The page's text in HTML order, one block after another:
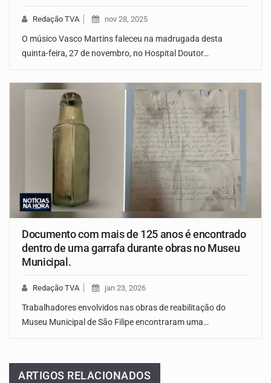
Redação TVA nov 28, 2025
O músico Vasco Martins faleceu na madrugada desta
quinta-feira, 27 de novembro, no Hospital Doutor…
Documento com mais de 125 anos é encontrado
dentro de uma garrafa durante obras no Museu
Municipal.
Redação TVA jan 23, 2026
Trabalhadores envolvidos nas obras de reabilitação do
Museu Municipal de São Filipe encontraram uma…
ARTIGOS RELACIONADOS